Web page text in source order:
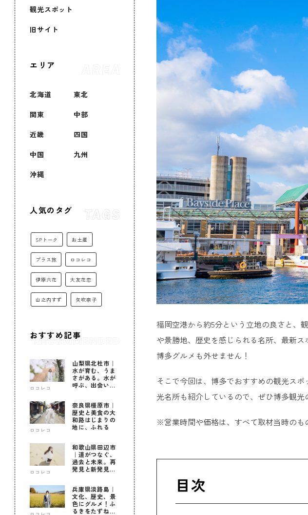
観光スポット
旧サイト
エリア
北海道 東北
関東 中部
近畿 四国
中国 九州
沖縄
人気のタグ
SPトーク お土産
プラス旅 ロコレコ
伊原六花 大友花恋
山之内すず 矢吹奈子
おすすめ記事
ロコレコ
山梨県北杜市｜
水が育む、うま
さがある。水が
呼ぶ、出会いが
ロコレコ
奈良県橿原市｜
歴史と美食の大
和路はじまりの
地に、ふれる
ロコレコ
和歌山県田辺市
｜道がつなぐ、
過去と未来。再
発見と新発見の
兵庫県淡路島｜
文化、歴史、景
色にグルメ！ふ
るきをたずねて
福岡空港から約5分という立地の良さと、
や景勝地、歴史を感じられる名所、最新
博多グルメも外せません！
そこで今回は、博多でおすすめの観光ス
光名所も紹介しているので、ぜひ博多観光
※営業時間や価格は、すべて取材当時のも
目次